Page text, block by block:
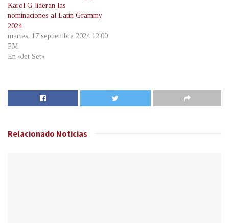
Karol G lideran las
nominaciones al Latin Grammy
2024
martes, 17 septiembre 2024 12:00
PM
En «Jet Set»
Relacionado Noticias